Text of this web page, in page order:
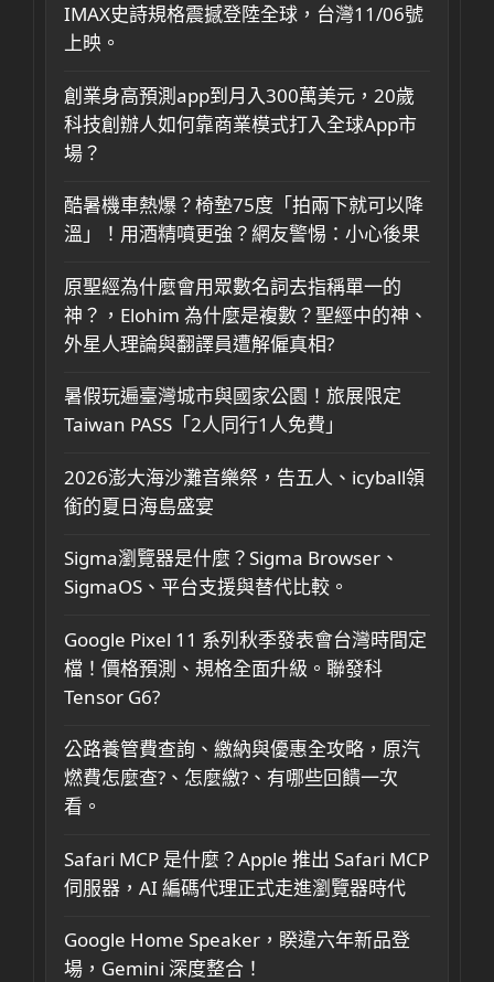
IMAX史詩規格震撼登陸全球，台灣11/06號
上映。
創業身高預測app到月入300萬美元，20歲
科技創辦人如何靠商業模式打入全球App市
場？
酷暑機車熱爆？椅墊75度「拍兩下就可以降
溫」！用酒精噴更強？網友警惕：小心後果
原聖經為什麼會用眾數名詞去指稱單一的
神？，Elohim 為什麼是複數？聖經中的神、
外星人理論與翻譯員遭解僱真相?
暑假玩遍臺灣城市與國家公園！旅展限定
Taiwan PASS「2人同行1人免費」
2026澎大海沙灘音樂祭，告五人、icyball領
銜的夏日海島盛宴
Sigma瀏覽器是什麼？Sigma Browser、
SigmaOS、平台支援與替代比較。
Google Pixel 11 系列秋季發表會台灣時間定
檔！價格預測、規格全面升級。聯發科
Tensor G6?
公路養管費查詢、繳納與優惠全攻略，原汽
燃費怎麼查?、怎麼繳?、有哪些回饋一次
看。
Safari MCP 是什麼？Apple 推出 Safari MCP
伺服器，AI 編碼代理正式走進瀏覽器時代
Google Home Speaker，睽違六年新品登
場，Gemini 深度整合！